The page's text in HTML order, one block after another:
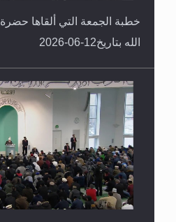
خطبة الجمعة التي ألقاها حضرة
الله بتاريخ12-06-2026